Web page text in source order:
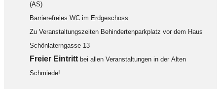
(AS)
Barrierefreies WC im Erdgeschoss
Zu Veranstaltungszeiten Behindertenparkplatz vor dem Haus
Schönlaterngasse 13
Freier Eintritt bei allen Veranstaltungen in der Alten
Schmiede!